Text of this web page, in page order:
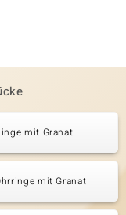
mit Granat
mit Granat